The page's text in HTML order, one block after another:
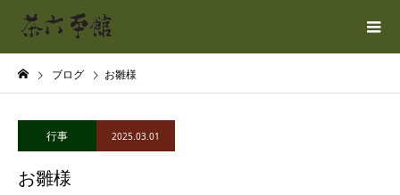
ブログ お雛様
行事 2025.03.01
お雛様